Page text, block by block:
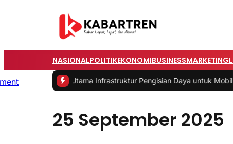
NASIONALPOLITIKEKONOMIBUSINESSMARKETING
|#2 - Masalah Utama Infrastruktur Pengisian Daya untuk Mobil
25 September 2025